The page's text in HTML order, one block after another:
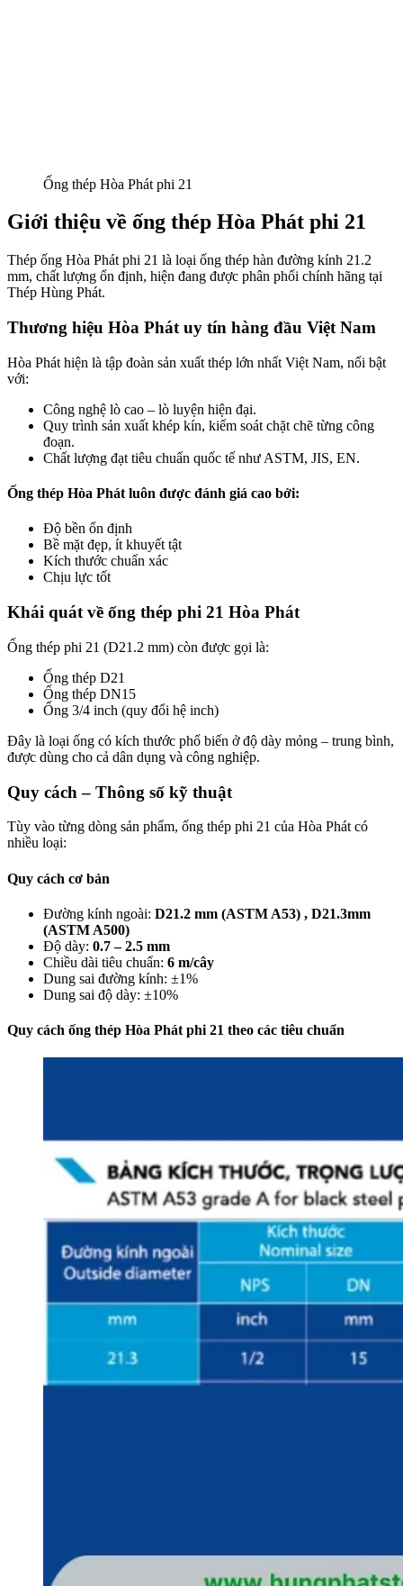
Ống thép Hòa Phát phi 21
Giới thiệu về ống thép Hòa Phát phi 21
Thép ống Hòa Phát phi 21 là loại ống thép hàn đường kính 21.2
mm, chất lượng ổn định, hiện đang được phân phối chính hãng tại
Thép Hùng Phát.
Thương hiệu Hòa Phát uy tín hàng đầu Việt Nam
Hòa Phát hiện là tập đoàn sản xuất thép lớn nhất Việt Nam, nổi bật
với:
Công nghệ lò cao – lò luyện hiện đại.
Quy trình sản xuất khép kín, kiểm soát chặt chẽ từng công
đoạn.
Chất lượng đạt tiêu chuẩn quốc tế như ASTM, JIS, EN.
Ống thép Hòa Phát luôn được đánh giá cao bởi:
Độ bền ổn định
Bề mặt đẹp, ít khuyết tật
Kích thước chuẩn xác
Chịu lực tốt
Khái quát về ống thép phi 21 Hòa Phát
Ống thép phi 21 (D21.2 mm) còn được gọi là:
Ống thép D21
Ống thép DN15
Ống 3/4 inch (quy đổi hệ inch)
Đây là loại ống có kích thước phổ biến ở độ dày mỏng – trung bình,
được dùng cho cả dân dụng và công nghiệp.
Quy cách – Thông số kỹ thuật
Tùy vào từng dòng sản phẩm, ống thép phi 21 của Hòa Phát có
nhiều loại:
Quy cách cơ bản
Đường kính ngoài: D21.2 mm (ASTM A53) , D21.3mm
(ASTM A500)
Độ dày: 0.7 – 2.5 mm
Chiều dài tiêu chuẩn: 6 m/cây
Dung sai đường kính: ±1%
Dung sai độ dày: ±10%
Quy cách ống thép Hòa Phát phi 21 theo các tiêu chuẩn